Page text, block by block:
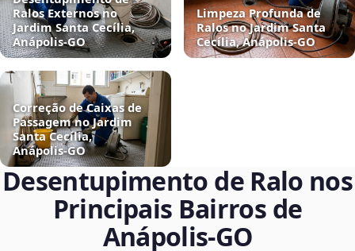
Ralos Externos no
Jardim Santa Cecília,
Anápolis‑GO
Limpeza Profunda de
Ralos no Jardim Santa
Cecília, Anápolis‑GO
Correção de Caixas de
Passagem no Jardim
Santa Cecília,
Anápolis‑GO
Desentupimento de Ralo nos
Principais Bairros de
Anápolis‑GO